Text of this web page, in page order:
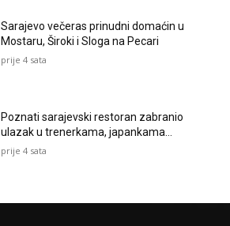
Sarajevo večeras prinudni domaćin u
Mostaru, Široki i Sloga na Pecari
prije 4 sata
Poznati sarajevski restoran zabranio
ulazak u trenerkama, japankama…
prije 4 sata